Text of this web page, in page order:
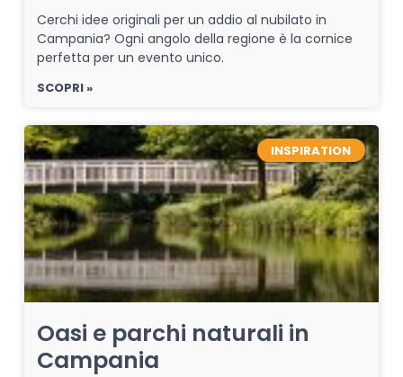
Cerchi idee originali per un addio al nubilato in
Campania? Ogni angolo della regione è la cornice
perfetta per un evento unico.
SCOPRI »
INSPIRATION
Oasi e parchi naturali in
Campania